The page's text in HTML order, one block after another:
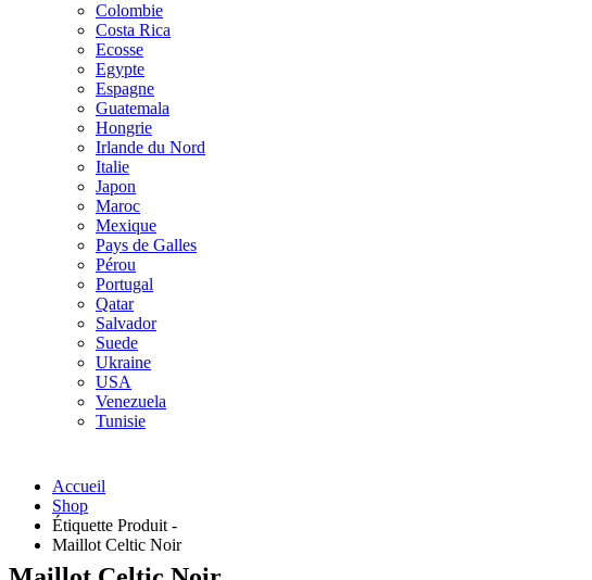
Colombie
Costa Rica
Ecosse
Egypte
Espagne
Guatemala
Hongrie
Irlande du Nord
Italie
Japon
Maroc
Mexique
Pays de Galles
Pérou
Portugal
Qatar
Salvador
Suede
Ukraine
USA
Venezuela
Tunisie
Accueil
Shop
Étiquette Produit -
Maillot Celtic Noir